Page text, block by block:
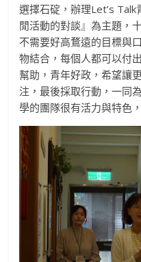
選擇石碇，辦理Let’s
閒活動的對談』為主題，
不需要好高鶩遠的目標與
物結合，每個人都可以付
幫助，青年好政，希望讓
注，最後採取行動，一同
學的團隊很有活力與特色